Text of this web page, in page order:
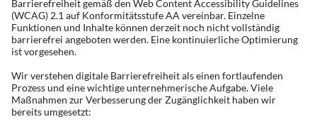
Barrierefreiheit gemäß den Web Content Accessibility Guidelines
(WCAG) 2.1 auf Konformitätsstufe AA vereinbar. Einzelne
Funktionen und Inhalte können derzeit noch nicht vollständig
barrierefrei angeboten werden. Eine kontinuierliche Optimierung
ist vorgesehen.
Wir verstehen digitale Barrierefreiheit als einen fortlaufenden
Prozess und eine wichtige unternehmerische Aufgabe. Viele
Maßnahmen zur Verbesserung der Zugänglichkeit haben wir
bereits umgesetzt: